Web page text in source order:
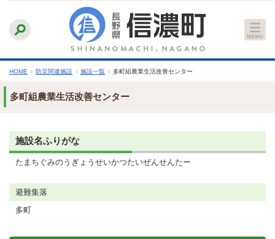
文
へ
ふりがなをつける
文字サイズ
縮小 標準 拡大
HOME › 防災関連施設 › 施設一覧 › 多町組農業生活改善センター
多町組農業生活改善センター
施設名ふりがな
たまちぐみのうぎょうせいかつたいぜんせんたー
避難集落
多町